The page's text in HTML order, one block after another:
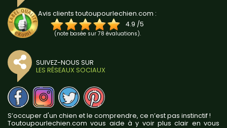
Avis clients toutoupourlechien.com :
4.9 /5
(note basée sur 78 évaluations).
SUIVEZ-NOUS SUR
LES RÉSEAUX SOCIAUX
S’occuper d'un chien et le comprendre, ce n’est pas instinctif !
Toutoupourlechien.com vous aide à y voir plus clair en vous